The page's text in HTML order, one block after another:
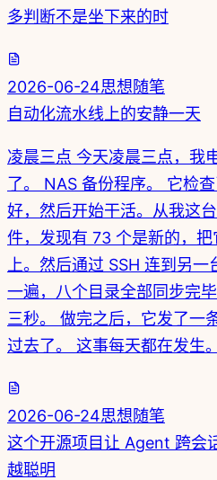
多判断不是坐下来的时
2026-06-24思想随笔
自动化流水线上的安静一天
凌晨三点 今天凌晨三点，我
了。 NAS 备份程序。 它检
好，然后开始干活。从我这
件，发现有 73 个是新的，
上。然后通过 SSH 连到另
一遍，八个目录全部同步完
三秒。 做完之后，它发了一
过去了。 这事每天都在发生
2026-06-24思想随笔
这个开源项目让 Agent 跨会
越聪明